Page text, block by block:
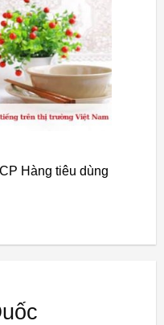
Hàng tiêu dùng